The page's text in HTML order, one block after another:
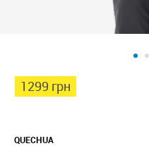
1299 грн
QUECHUA